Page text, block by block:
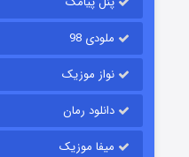
ملودی 98
نواز موزیک
دانلود رمان
میفا موزیک